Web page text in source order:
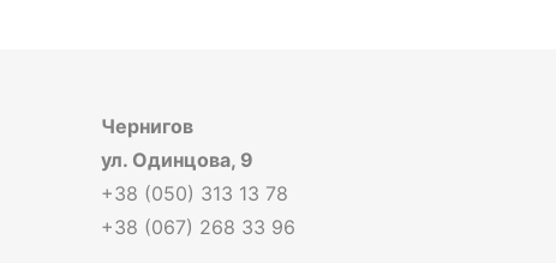
Чернигов
ул. Одинцова, 9
+38 (050) 313 13 78
+38 (067) 268 33 96